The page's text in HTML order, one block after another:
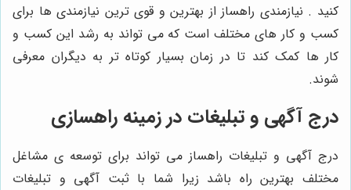
کنید . نیازمندی راهساز از بهترین و قوی ترین نیازمندی ها برای
کسب و کار های مختلف است که می تواند به رشد این کسب و
کار ها کمک کند تا در زمان بسیار کوتاه تر به دیگران معرفی
شوند.
درج آگهی و تبلیغات در زمینه راهسازی
درج آگهی و تبلیغات راهساز می تواند برای توسعه ی مشاغل
مختلف بهترین راه باشد زیرا شما با ثبت آگهی و تبلیغات